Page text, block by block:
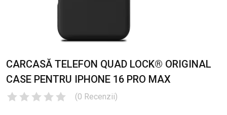
CARCASĂ TELEFON QUAD LOCK® ORIGINAL
CASE PENTRU IPHONE 16 PRO MAX
(0 Recenzii)